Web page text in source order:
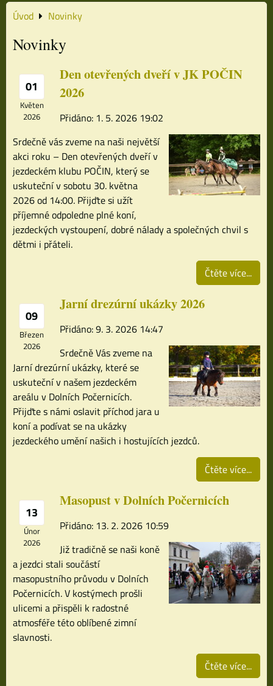
Úvod Novinky
Novinky
01
Květen
2026
Den otevřených dveří v JK POČIN
2026
Přidáno: 1. 5. 2026 19:02
Srdečně vás zveme na naši největší
akci roku – Den otevřených dveří v
jezdeckém klubu POČIN, který se
uskuteční v sobotu 30. května
2026 od 14:00. Přijďte si užít
příjemné odpoledne plné koní,
jezdeckých vystoupení, dobré nálady a společných chvil s
dětmi i přáteli.
Čtěte více...
09
Březen
2026
Jarní drezúrní ukázky 2026
Přidáno: 9. 3. 2026 14:47
Srdečně Vás zveme na
Jarní drezúrní ukázky, které se
uskuteční v našem jezdeckém
areálu v Dolních Počernicích.
Přijďte s námi oslavit příchod jara u
koní a podívat se na ukázky
jezdeckého umění našich i hostujících jezdců.
Čtěte více...
13
Únor
2026
Masopust v Dolních Počernicích
Přidáno: 13. 2. 2026 10:59
Již tradičně se naši koně
a jezdci stali součástí
masopustního průvodu v Dolních
Počernicích. V kostýmech prošli
ulicemi a přispěli k radostné
atmosféře této oblíbené zimní
slavnosti.
Čtěte více...